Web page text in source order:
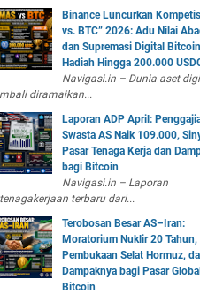
Binance Luncurkan
vs. BTC” 2026: Adu Nilai
dan Supremasi Digital
Hadiah Hingga 200.000
Navigasi.in – Dunia aset
diramaikan...
Laporan ADP April:
Swasta AS Naik 109.000,
Pasar Tenaga Kerja dan
bagi Bitcoin
Navigasi.in – Laporan
terbaru dari...
Terobosan Besar AS–Iran:
Moratorium Nuklir 20 Tahun,
Pembukaan Selat Hormuz,
Dampaknya bagi Pasar
Bitcoin